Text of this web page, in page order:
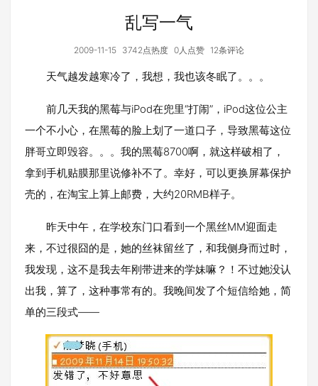
乱写一气
2009-11-15 3742点热度 0人点赞 12条评论
天气越发越寒冷了，我想，我也该冬眠了。。。
前几天我的黑莓与iPod在兜里“打闹”，iPod这位公主
一个不小心，在黑莓的脸上划了一道口子，导致黑莓这位
胖哥立即毁容。。。我的黑莓8700啊，就这样破相了，
拿到手机贴膜那里说修补不了。幸好，可以更换屏幕保护
壳的，在淘宝上算上邮费，大约20RMB样子。
昨天中午，在学校东门口看到一个黑丝MM迎面走
来，不过很囧的是，她的丝袜留丝了，和我侧身而过时，
我发现，这不是我去年刚带进来的学妹嘛？！不过她没认
出我，算了，这种事常有的。我晚间发了个短信给她，简
单的三段式——